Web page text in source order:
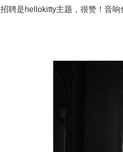
招聘是hellokitty主题，很赞！音